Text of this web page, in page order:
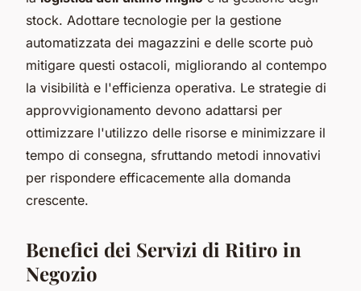
stock. Adottare tecnologie per la gestione
automatizzata dei magazzini e delle scorte può
mitigare questi ostacoli, migliorando al contempo
la visibilità e l'efficienza operativa. Le strategie di
approvvigionamento devono adattarsi per
ottimizzare l'utilizzo delle risorse e minimizzare il
tempo di consegna, sfruttando metodi innovativi
per rispondere efficacemente alla domanda
crescente.
Benefici dei Servizi di Ritiro in
Negozio